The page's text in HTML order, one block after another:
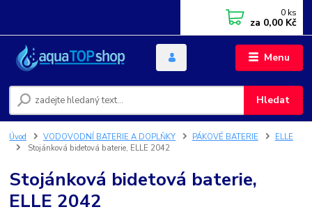
Menu
Hledat
0 ks
za 0,00 Kč
Úvod VODOVODNÍ BATERIE A DOPLŇKY PÁKOVÉ BATERIE
ELLE
Stojánková bidetová baterie, ELLE 2042
Stojánková bidetová baterie,
ELLE 2042